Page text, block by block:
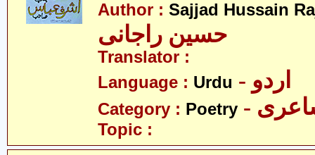
Author : Sajjad Hussain
حسین راجانی
Translator :
Language : Urdu - اردو
Category : Poetry
Topic :